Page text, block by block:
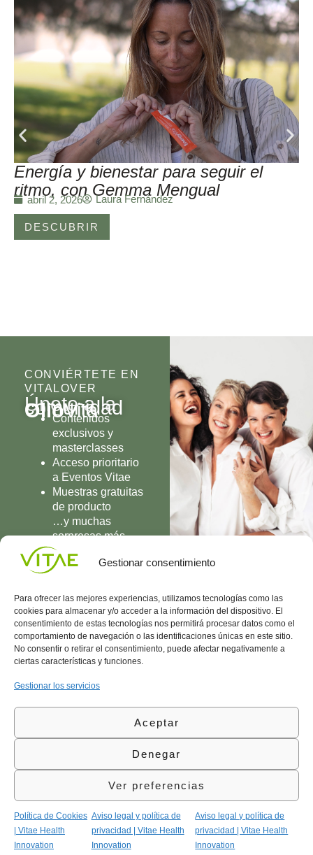
Gestionar consentimiento
Para ofrecer las mejores experiencias, utilizamos tecnologías como las
cookies para almacenar y/o acceder a la información del dispositivo. El
consentimiento de estas tecnologías nos permitirá procesar datos como el
comportamiento de navegación o las identificaciones únicas en este sitio.
No consentir o retirar el consentimiento, puede afectar negativamente a
ciertas características y funciones.
Gestionar los servicios
Aceptar
Denegar
Ver preferencias
Política de Cookies
| Vitae Health
Innovation
Aviso legal y política de
privacidad | Vitae Health
Innovation
Aviso legal y política de
privacidad | Vitae Health
Innovation
Energía y bienestar para seguir el
ritmo, con Gemma Mengual
abril 2, 2026 Laura Fernández
DESCUBRIR
CONVIÉRTETE EN
VITALOVER
Únete a la
comunidad
OlioVita
Contenidos
exclusivos y
masterclasses
Acceso prioritario
a Eventos Vitae
Muestras gratuitas
de producto
…y muchas
sorpresas más
UNIRME
Conocenos
Vitae
l
Área
Política
de
Política
Calidad
(+34)
935
©Vitae Health Innovation S.L. Todos los derechos